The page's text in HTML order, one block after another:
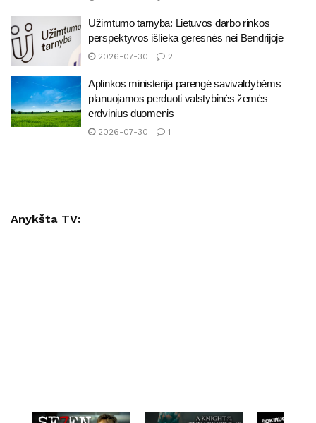
Užimtumo tarnyba: Lietuvos darbo rinkos
perspektyvos išlieka geresnės nei Bendrijoje
2026-07-30 2
Aplinkos ministerija parengė savivaldybėms
planuojamos perduoti valstybinės žemės
erdvinius duomenis
2026-07-30 1
Anykšta TV: